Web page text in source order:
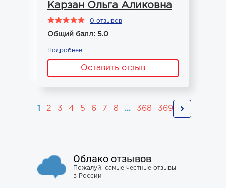
Карзан Ольга Аликовна
0 отзывов
Общий балл: 5.0
Подробнее
Оставить отзыв
1 2 3 4 5 6 7 8 ... 368 369
Облако отзывов
Пожалуй, самые честные отзывы
в России